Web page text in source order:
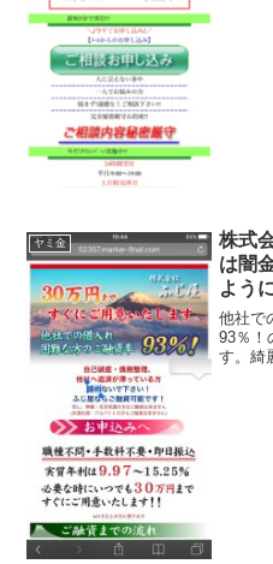
ヤミ金
株式
は闇
ように
他社で
93％！
す。綺